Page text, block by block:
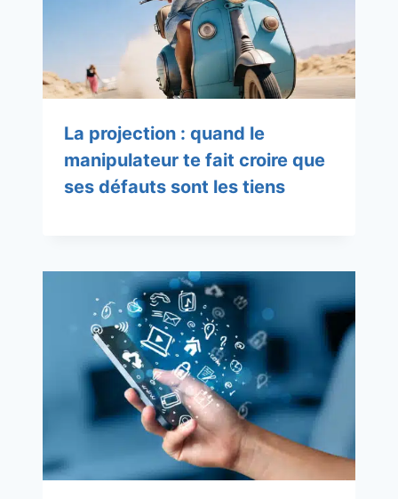
La projection : quand le
manipulateur te fait croire que
ses défauts sont les tiens